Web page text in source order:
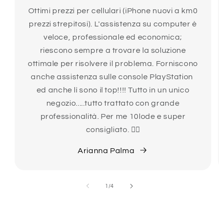
Ottimi prezzi per cellulari (iPhone nuovi a km0
prezzi strepitosi). L'assistenza su computer è
veloce, professionale ed economica;
riescono sempre a trovare la soluzione
ottimale per risolvere il problema. Forniscono
anche assistenza sulle console PlayStation
ed anche lì sono il top!!!! Tutto in un unico
negozio.....tutto trattato con grande
professionalità. Per me 10lode e super
consigliato. 👍🏻
Arianna Palma
1 /su
4